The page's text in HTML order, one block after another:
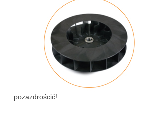
pozazdrościć!